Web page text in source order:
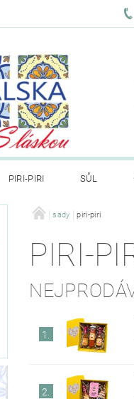
PIRI-PIRI SŮL
ZNAČKY
sady piri-piri
PIRI-
1.
2.